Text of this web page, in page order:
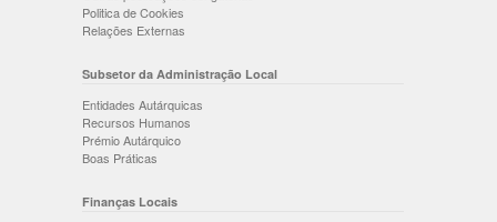
Politica de Cookies
Relações Externas
Subsetor da Administração Local
Entidades Autárquicas
Recursos Humanos
Prémio Autárquico
Boas Práticas
Finanças Locais